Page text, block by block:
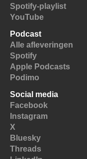
Spotify-playlist
YouTube
Podcast
Alle afleveringen
Spotify
Apple Podcasts
Podimo
Social media
Facebook
Instagram
X
Bluesky
Threads